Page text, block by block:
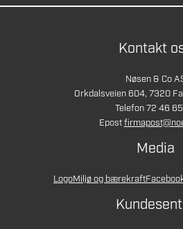
Kontakt
Nøsen & Co
Orkdalsveien 604, 7320
Telefon 72 46
Epost
Media
LogoMiljø og bærekraft